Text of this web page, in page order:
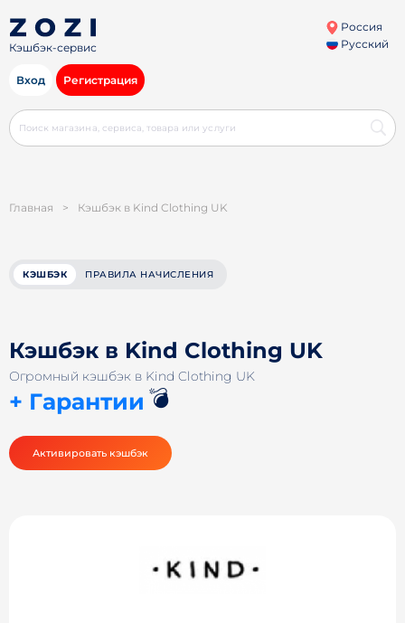
Кэшбэк-сервис
Россия
Русский
Вход Регистрация
Главная > Кэшбэк в Kind Clothing UK
КЭШБЭК ПРАВИЛА НАЧИСЛЕНИЯ
Кэшбэк в Kind Clothing UK
Огромный кэшбэк в Kind Clothing UK
+ Гарантии 💣
Активировать кэшбэк